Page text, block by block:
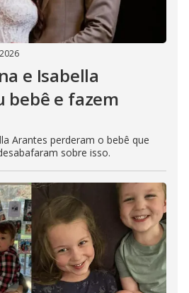
e Isabella
bebê e fazem
Arantes perderam o bebê que
sobre isso.